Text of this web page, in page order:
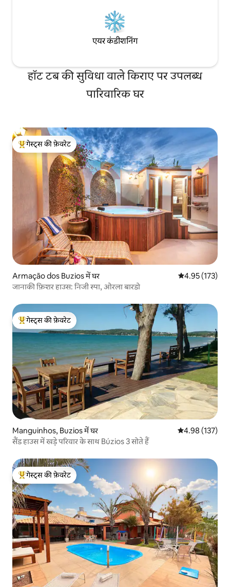
एयर कंडीशनिंग
हॉट टब की सुविधा वाले किराए पर उपलब्ध
पारिवारिक घर
गेस्ट्स का टॉप फ़ेवरेट
गेस्ट्स की फ़ेवरेट
Armação dos Buzios में घर औसत रेटिंग 5 में से
4.95 (173)
जानाकी फ़िशर हाउस: निजी स्पा, ओरला बारडो
गेस्ट्स का टॉप फ़ेवरेट
गेस्ट्स की फ़ेवरेट
Manguinhos, Buzios में घर औसत रेटिंग 5 में से
4.98 (137)
सैंड हाउस में खड़े परिवार के साथ Búzios 3 सोते हैं
गेस्ट्स का टॉप फ़ेवरेट
गेस्ट्स की फ़ेवरेट